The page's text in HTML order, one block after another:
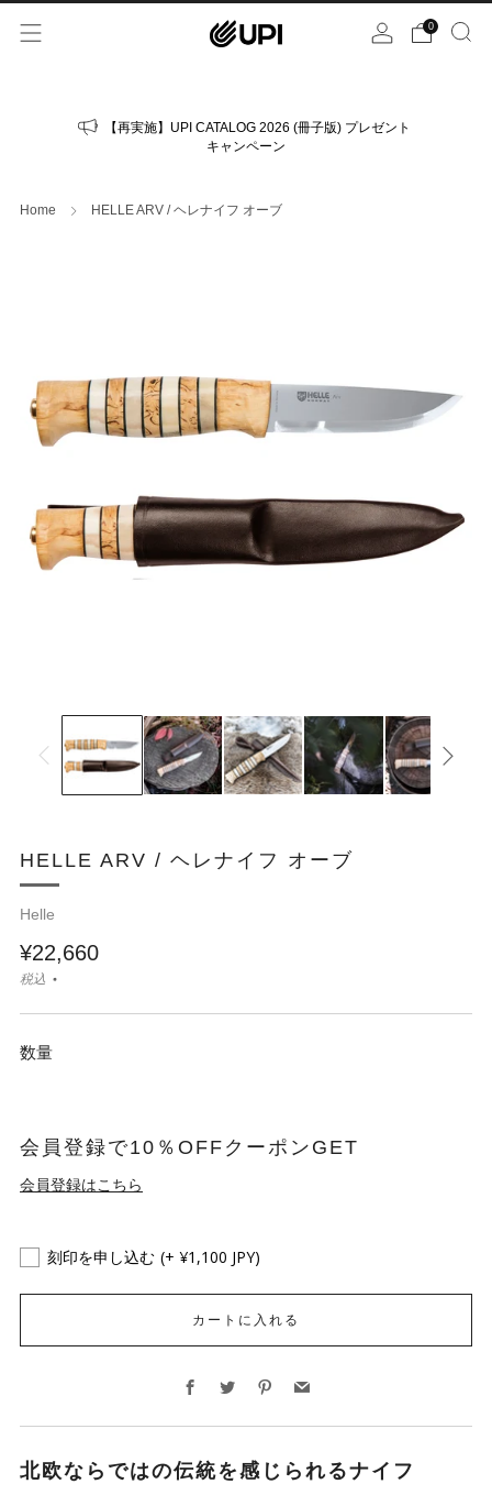
0
【再実施】UPI CATALOG 2026 (冊子版) プレゼント
キャンペーン
Home HELLE ARV / ヘレナイフ オーブ
HELLE ARV / ヘレナイフ オーブ
Helle
¥22,660
税込
数量
会員登録で10％OFFクーポンGET
会員登録はこちら
刻印を申し込む (+ ¥1,100 JPY)
カートに入れる
Facebook
Twitter Pinterest
北欧ならではの伝統を感じられるナイフ